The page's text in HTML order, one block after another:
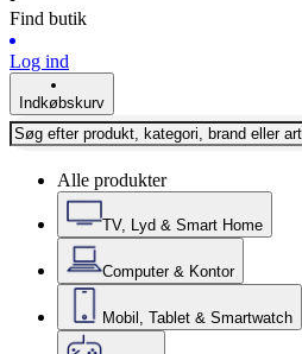
Find butik
Log ind
Indkøbskurv
Alle produkter
TV, Lyd & Smart Home
Computer & Kontor
Mobil, Tablet & Smartwatch